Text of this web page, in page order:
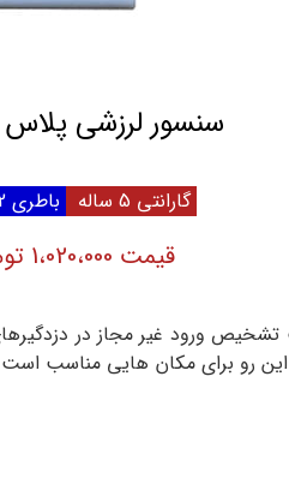
سنسور لرزشی پلاس
گارانتی 5 ساله باطری 12 ولت
قیمت 1،020،000 تومان
ورود غیر مجاز در
این رو برای مکان هایی مناسب